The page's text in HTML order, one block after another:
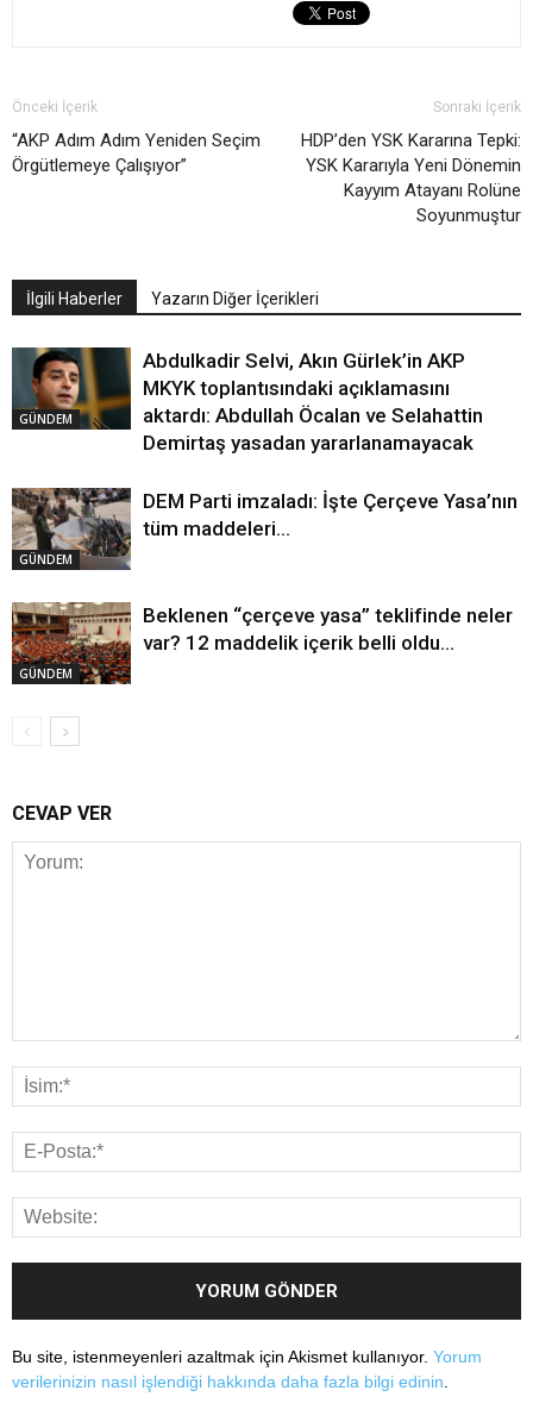
Önceki İçerik
“AKP Adım Adım Yeniden Seçim
Örgütlemeye Çalışıyor”
Sonraki İçerik
HDP’den YSK Kararına Tepki:
YSK Kararıyla Yeni Dönemin
Kayyım Atayanı Rolüne
Soyunmuştur
İlgili Haberler Yazarın Diğer İçerikleri
GÜNDEM
Abdulkadir Selvi, Akın Gürlek’in AKP
MKYK toplantısındaki açıklamasını
aktardı: Abdullah Öcalan ve Selahattin
Demirtaş yasadan yararlanamayacak
GÜNDEM
DEM Parti imzaladı: İşte Çerçeve Yasa’nın
tüm maddeleri…
GÜNDEM
Beklenen “çerçeve yasa” teklifinde neler
var? 12 maddelik içerik belli oldu…
CEVAP VER
Bu site, istenmeyenleri azaltmak için Akismet kullanıyor. Yorum
verilerinizin nasıl işlendiği hakkında daha fazla bilgi edinin.